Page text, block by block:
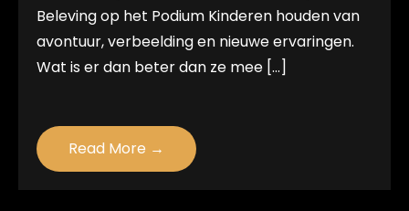
Beleving op het Podium Kinderen houden van
avontuur, verbeelding en nieuwe ervaringen.
Wat is er dan beter dan ze mee […]
Read More →